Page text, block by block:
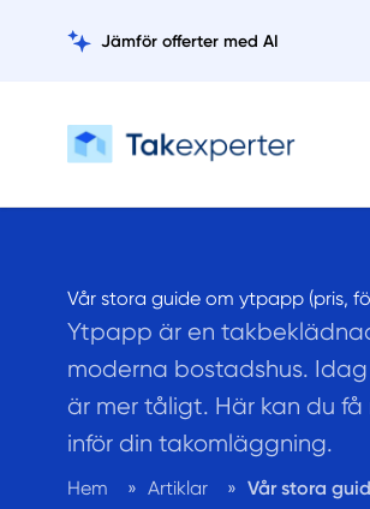
Jämför offerter med AI
Vår stora guide om ytpapp (pris,
Ytpapp är en
moderna bostadshus.
är mer tåligt. Här kan du
inför din takomläggning.
Hem » Artiklar » Vår stora